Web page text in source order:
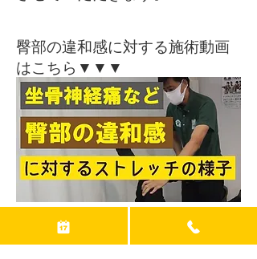
​臀部の違和感に対する施術動画
はこちら▼▼▼
みやのまえ接骨院